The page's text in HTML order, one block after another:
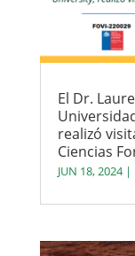
El Dr.
realizó
Ciencias
JUN 18, 2024|